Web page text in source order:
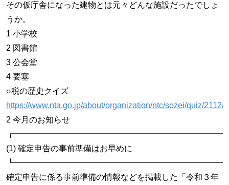
その仮庁舎になった建物とは元々どんな施設だったでしょ
うか。
1 小学校
2 図書館
3 公会堂
4 要塞
○税の歴史クイズ
https://www.nta.go.jp/about/organization/ntc/sozei/quiz/2112/
2 今月のお知らせ
(1) 確定申告の事前準備はお早めに
確定申告に係る事前準備の情報などを掲載した「令和３年